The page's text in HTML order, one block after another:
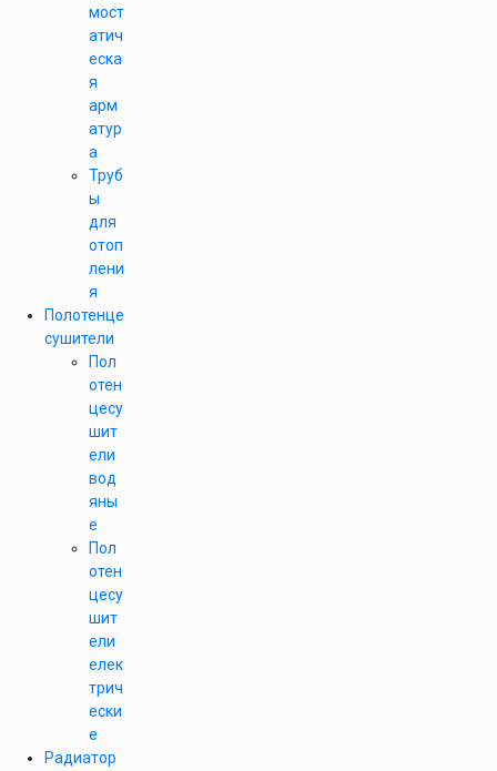
мост
атич
еска
я
арм
атур
а
Труб
ы
для
отоп
лени
я
Полотенце
сушители
Пол
отен
цесу
шит
ели
вод
яны
е
Пол
отен
цесу
шит
ели
елек
трич
ески
е
Радиатор